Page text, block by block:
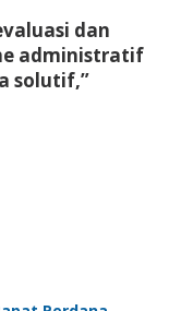
dan
administratif
solutif,”